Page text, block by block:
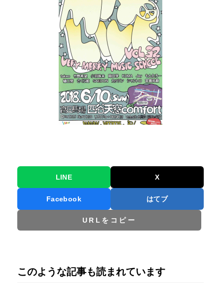
LINE X
Facebook はてブ
URLをコピー
このような記事も読まれています